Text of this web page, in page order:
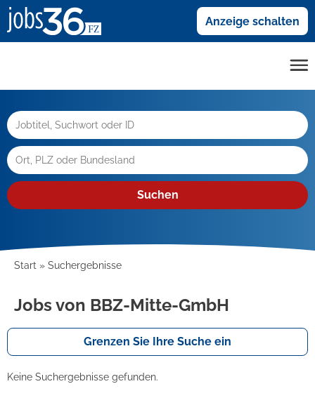
Anzeige schalten
Suchen
Start Suchergebnisse
Jobs von BBZ-Mitte-GmbH
Grenzen Sie Ihre Suche ein
Keine Suchergebnisse gefunden.